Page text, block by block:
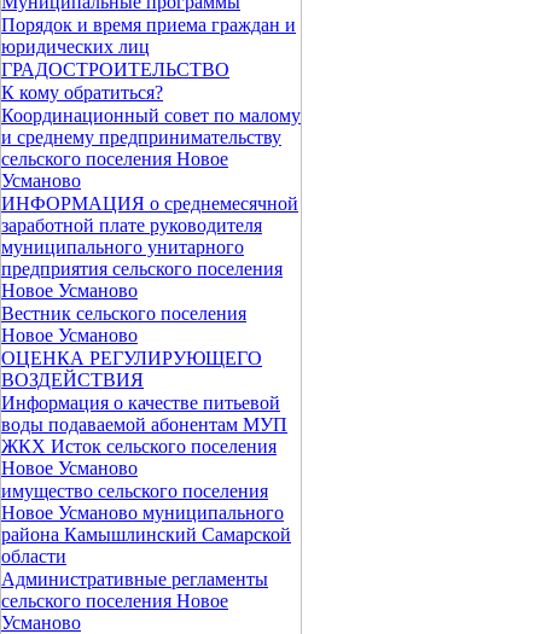
Порядок и время приема граждан и
юридических лиц
ГРАДОСТРОИТЕЛЬСТВО
К кому обратиться?
Координационный совет по малому
и среднему предпринимательству
сельского поселения Новое
Усманово
ИНФОРМАЦИЯ о среднемесячной
заработной плате руководителя
муниципального унитарного
предприятия сельского поселения
Новое Усманово
Вестник сельского поселения
Новое Усманово
ОЦЕНКА РЕГУЛИРУЮЩЕГО
ВОЗДЕЙСТВИЯ
Информация о качестве питьевой
воды подаваемой абонентам МУП
ЖКХ Исток сельского поселения
Новое Усманово
имущество сельского поселения
Новое Усманово муниципального
района Камышлинский Самарской
области
Административные регламенты
сельского поселения Новое
Усманово